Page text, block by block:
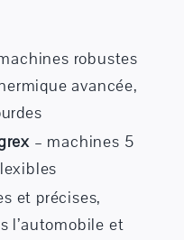
robustes
avancée,
– machines 5
et précises,
l’automobile et